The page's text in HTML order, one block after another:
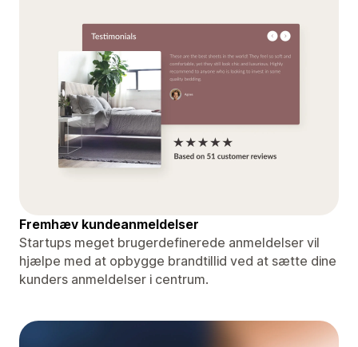
Fremhæv kundeanmeldelser
Startups meget brugerdefinerede anmeldelser vil
hjælpe med at opbygge brandtillid ved at sætte dine
kunders anmeldelser i centrum.